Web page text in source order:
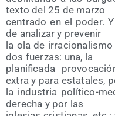
tex­to del 25 de marzo
cen­tra­do en el poder.
de ana­li­zar y prevenir
la ola de
dos fuer­zas: una, la
pla­ni­fi­ca­da
extra y para esta­ta­les,
la indus­tria polí­ti­co-
dere­cha y por las